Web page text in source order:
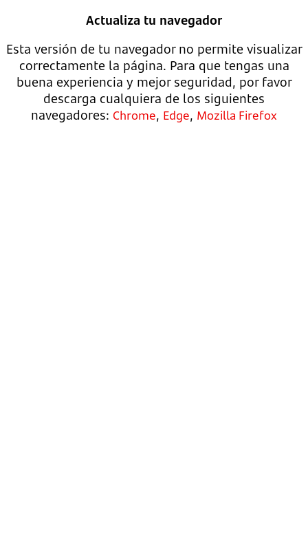
Actualiza tu navegador
Esta versión de tu navegador no permite visualizar
correctamente la página. Para que tengas una
buena experiencia y mejor seguridad, por favor
descarga cualquiera de los siguientes
navegadores: Chrome, Edge, Mozilla Firefox